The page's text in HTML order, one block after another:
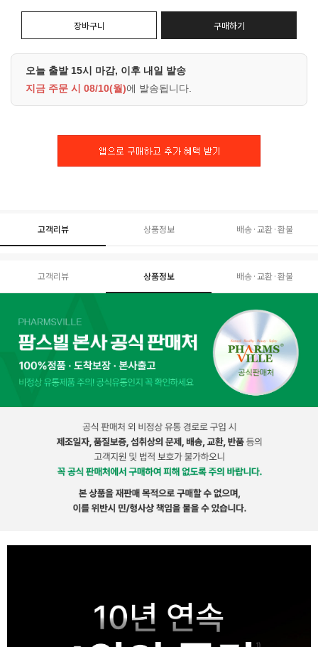
장바구니 구매하기
오늘 출발 15시 마감, 이후 내일 발송
지금 주문 시 08/10(월)에 발송됩니다.
고객리뷰 상품정보 배송·교환·환불
고객리뷰 상품정보 배송·교환·환불